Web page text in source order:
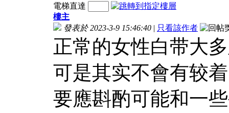
電梯直達
樓主
發表於 2023-3-9 15:46:40 | 只看該作者
正常的女性白带大
可是其实不會有较
要應斟酌可能和一